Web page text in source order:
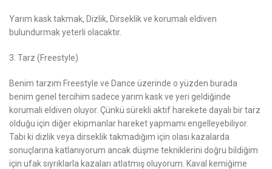
Yarım kask takmak, Dizlik, Dirseklik ve korumalı eldiven
bulundurmak yeterli olacaktır.
3. Tarz (Freestyle)
Benim tarzım Freestyle ve Dance üzerinde o yüzden burada
benim genel tercihim sadece yarım kask ve yeri geldiğinde
korumalı eldiven oluyor. Çünkü sürekli aktif harekete dayalı bir tarz
olduğu için diğer ekipmanlar hareket yapmamı engelleyebiliyor.
Tabi ki dizlik veya dirseklik takmadığım için olası kazalarda
sonuçlarına katlanıyorum ancak düşme tekniklerini doğru bildiğim
için ufak sıyrıklarla kazaları atlatmış oluyorum. Kaval kemiğime